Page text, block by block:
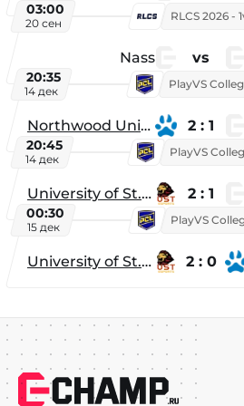
03:00
20 сен
Nass vs
20:35
14 дек
Northwood University 2 : 1
20:45
14 дек
University of St. Thomas 2 : 1
00:30
15 дек
University of St. Thomas 2 : 0